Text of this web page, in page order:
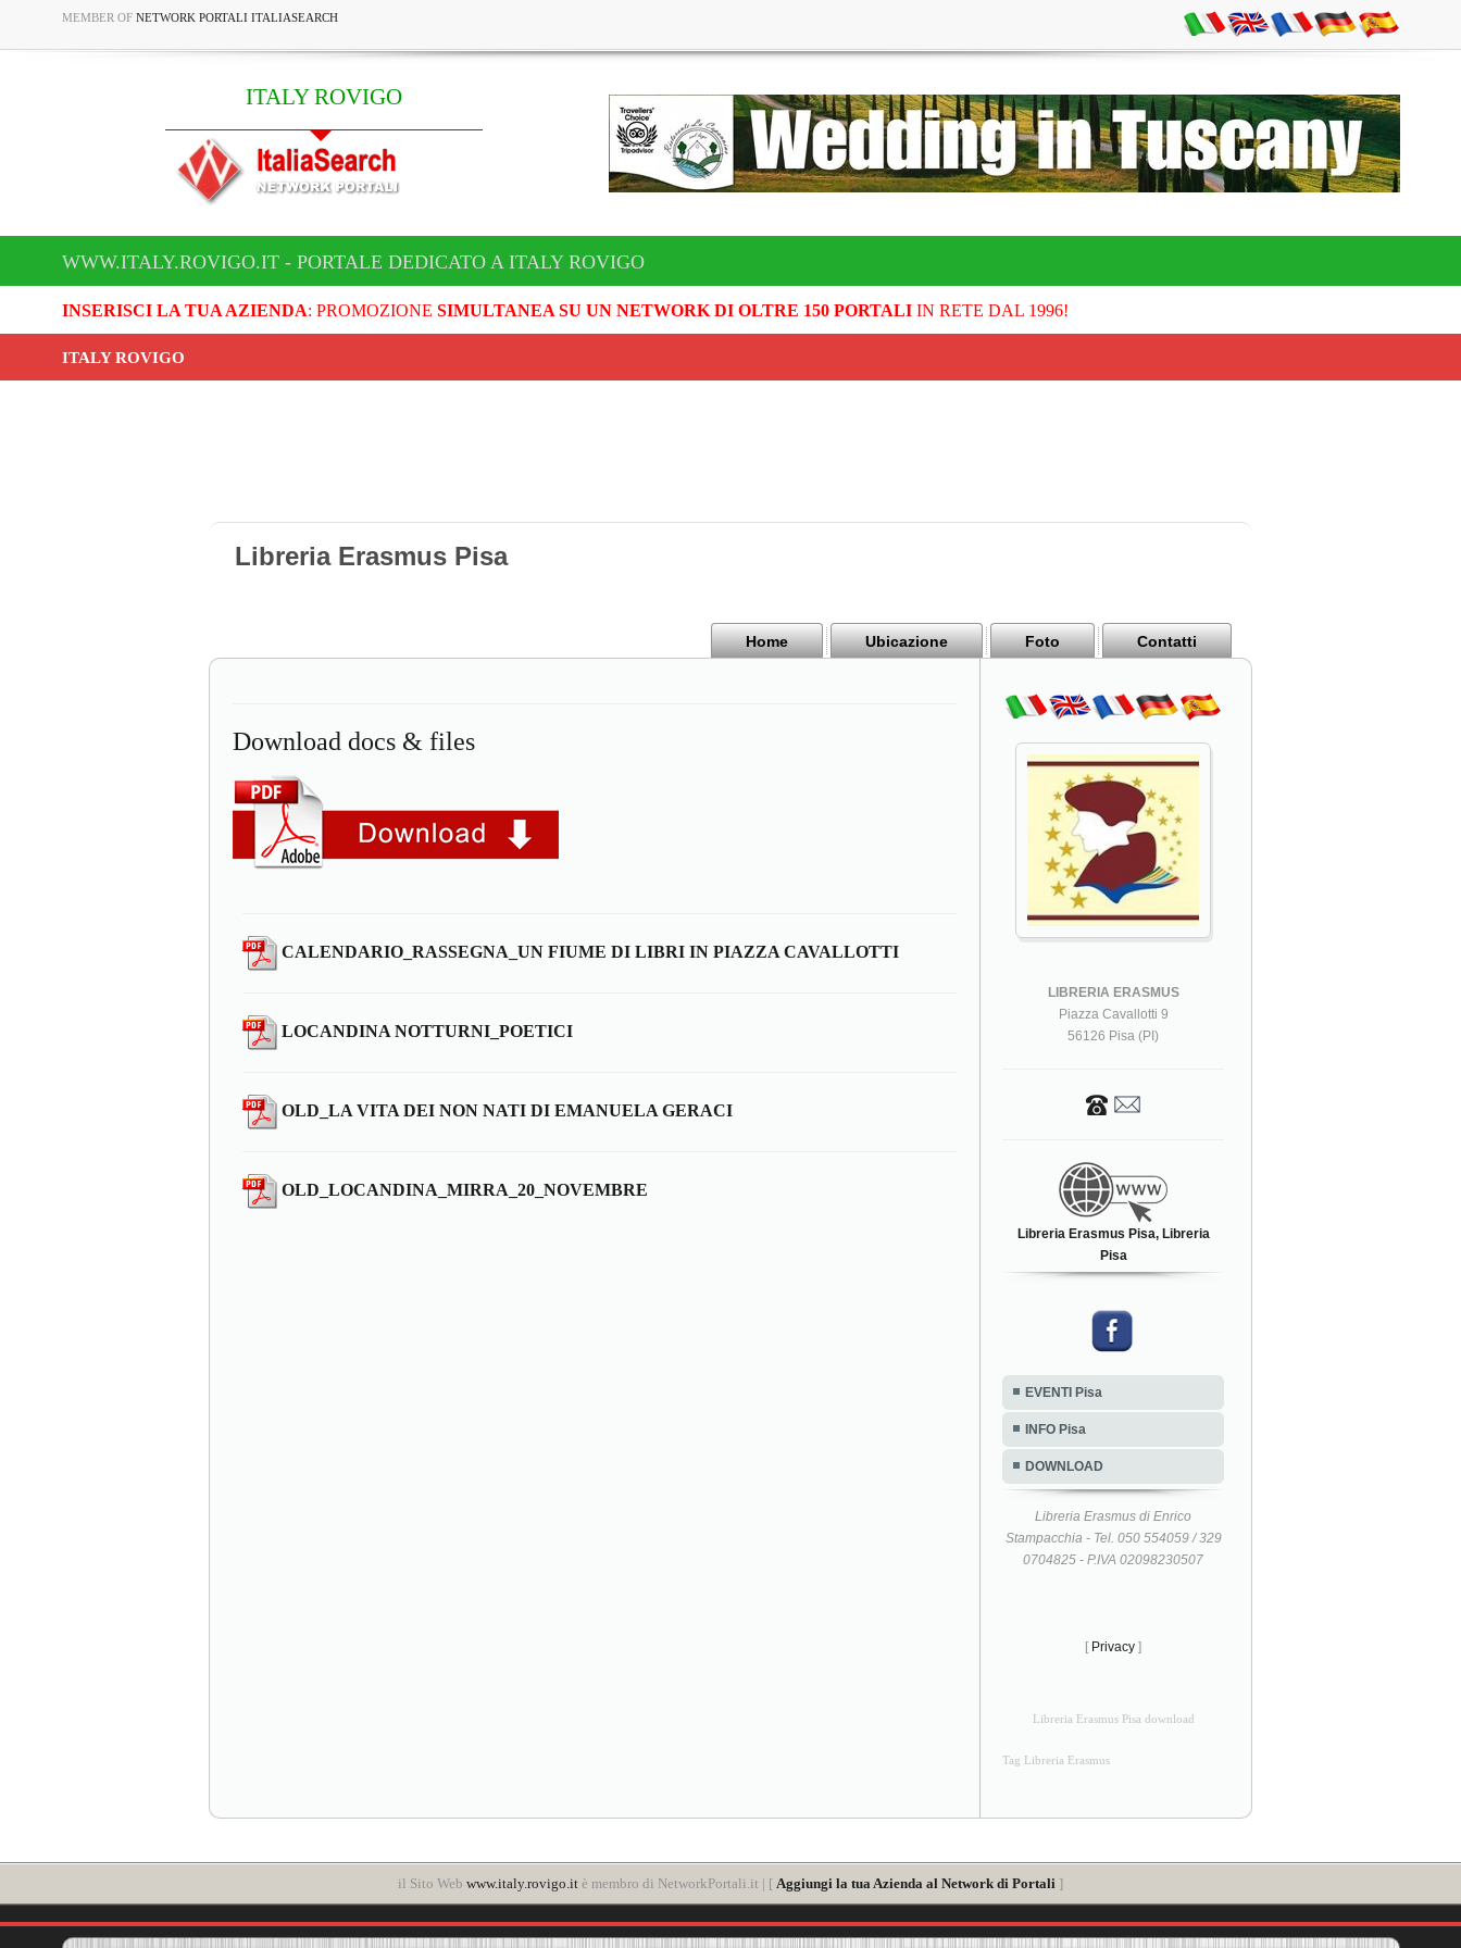
MEMBER OF NETWORK PORTALI ITALIASEARCH
ITALY ROVIGO
WWW.ITALY.ROVIGO.IT - PORTALE DEDICATO A ITALY ROVIGO
INSERISCI LA TUA AZIENDA: PROMOZIONE SIMULTANEA SU UN NETWORK DI OLTRE 150 PORTALIIN RETE DAL 1996!
ITALY ROVIGO
Libreria Erasmus Pisa
Home Ubicazione Foto Contatti
Download docs & files
CALENDARIO_RASSEGNA_UN FIUME DI LIBRI IN PIAZZA CAVALLOTTI
LOCANDINA NOTTURNI_POETICI
OLD_LA VITA DEI NON NATI DI EMANUELA GERACI
OLD_LOCANDINA_MIRRA_20_NOVEMBRE
LIBRERIA ERASMUS
Piazza Cavallotti 9
56126 Pisa (PI)
Libreria Erasmus Pisa, Libreria
Pisa
EVENTI Pisa
INFO Pisa
DOWNLOAD
Libreria Erasmus di Enrico
Stampacchia - Tel. 050 554059 / 329
0704825 - P.IVA 02098230507
[ Privacy ]
Libreria Erasmus Pisa download
Tag Libreria Erasmus
il Sito Web www.italy.rovigo.it è membro di NetworkPortali.it | [ Aggiungi la tua Azienda al Network di Portali ]